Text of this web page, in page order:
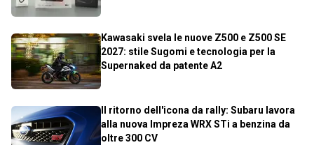
Kawasaki svela le nuove Z500 e Z500 SE
2027: stile Sugomi e tecnologia per la
Supernaked da patente A2
Il ritorno dell'icona da rally: Subaru lavora
alla nuova Impreza WRX STi a benzina da
oltre 300 CV